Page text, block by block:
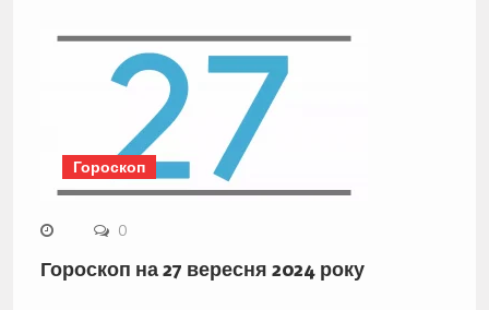
Гороскоп
0
Гороскоп на 27 вересня 2024 року